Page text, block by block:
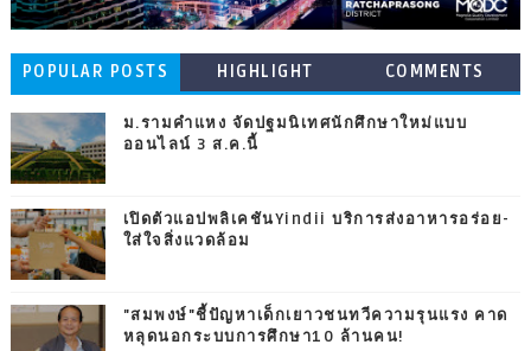
POPULAR POSTS HIGHLIGHT COMMENTS
ม.รามคำแหง จัดปฐมนิเทศนักศึกษาใหม่แบบ
ออนไลน์ 3 ส.ค.นี้
เปิดตัวแอปพลิเคชันYindii บริการส่งอาหารอร่อย-
ใส่ใจสิ่งแวดล้อม
"สมพงษ์"ชี้ปัญหาเด็กเยาวชนทวีความรุนแรง คาด
หลุดนอกระบบการศึกษา10 ล้านคน!